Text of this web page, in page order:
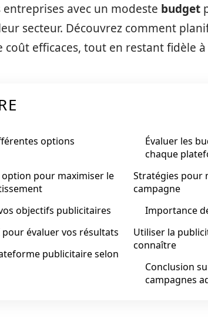
avec un modeste budget
secteur. Découvrez comment
coût efficaces, tout en restant fidèle
options
pour maximiser le
objectifs publicitaires
pour évaluer vos résultats
publicitaire selon
Évaluer les
chaque
Stratégies pour
campagne
Importance
Utiliser la
connaître
Conclusion
campagnes